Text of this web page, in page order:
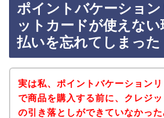
ポイントバケーショ
ットカードが使えない
払いを忘れてしまった
実は私、ポイントバケーション
で商品を購入する前に、クレジ
の引き落としができていなかっ